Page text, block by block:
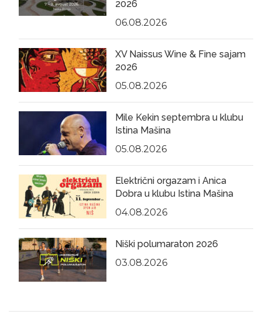
2026
06.08.2026
XV Naissus Wine & Fine sajam
2026
05.08.2026
Mile Kekin septembra u klubu
Istina Mašina
05.08.2026
Električni orgazam i Anica
Dobra u klubu Istina Mašina
04.08.2026
Niški polumaraton 2026
03.08.2026